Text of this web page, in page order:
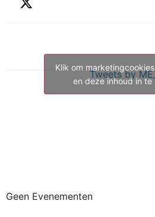
Tweets by
Klik om
en deze inhoud in te
Geen Evenementen